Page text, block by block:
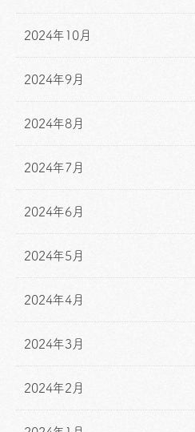
2024年10月
2024年9月
2024年8月
2024年7月
2024年6月
2024年5月
2024年4月
2024年3月
2024年2月